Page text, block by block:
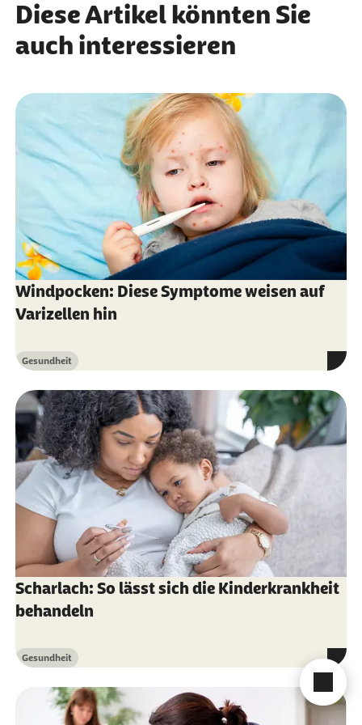
Diese Artikel könnten Sie
auch interessieren
Windpocken: Diese Symptome weisen auf
Varizellen hin
Kategorie
Gesundheit
Scharlach: So lässt sich die Kinderkrankheit
behandeln
Kategorie
Gesundheit